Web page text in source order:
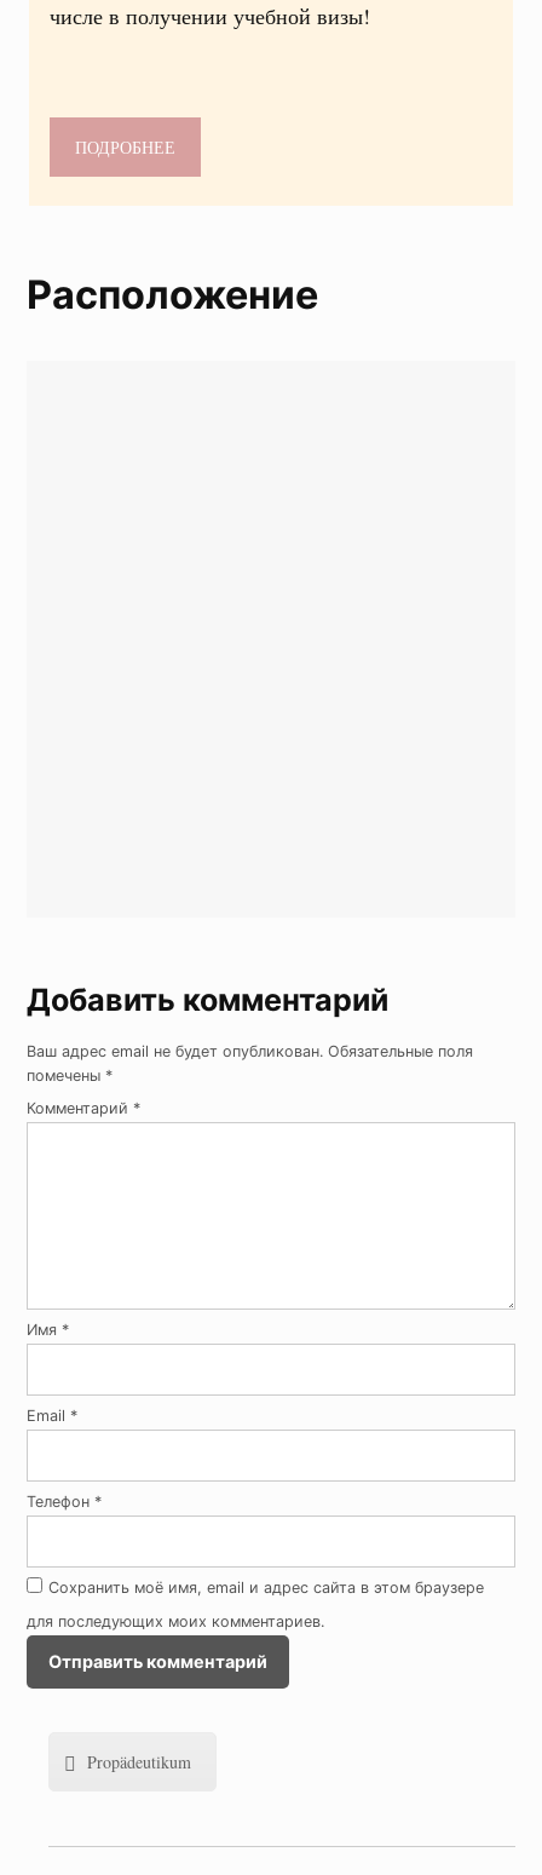
числе в получении учебной визы!
ПОДРОБНЕЕ
Расположение
Добавить комментарий
Ваш адрес email не будет опубликован. Обязательные поля
помечены *
Комментарий *
Имя *
Email *
Телефон *
Сохранить моё имя, email и адрес сайта в этом браузере
для последующих моих комментариев.
Propädeutikum